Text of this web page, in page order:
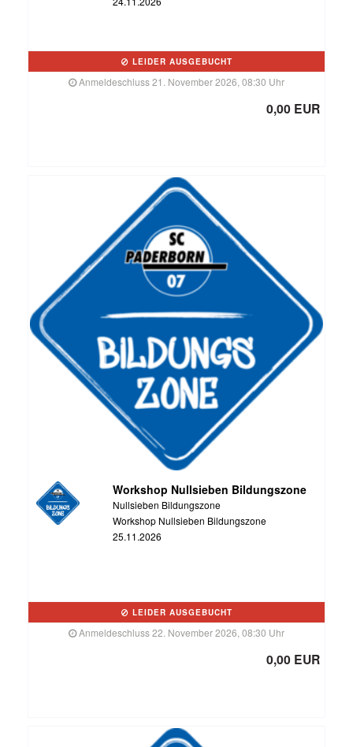
LEIDER AUSGEBUCHT
Anmeldeschluss 21. November 2026, 08:30 Uhr
0,00 EUR
Workshop Nullsieben Bildungszone
Nullsieben Bildungszone
Workshop Nullsieben Bildungszone
25.11.2026
LEIDER AUSGEBUCHT
Anmeldeschluss 22. November 2026, 08:30 Uhr
0,00 EUR